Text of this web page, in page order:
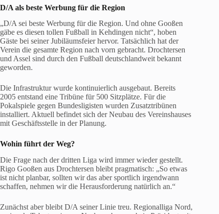
D/A als beste Werbung für die Region
„D/A sei beste Werbung für die Region. Und ohne Gooßen
gäbe es diesen tollen Fußball in Kehdingen nicht“, hoben
Gäste bei seiner Jubiläumsfeier hervor. Tatsächlich hat der
Verein die gesamte Region nach vorn gebracht. Drochtersen
und Assel sind durch den Fußball deutschlandweit bekannt
geworden.
Die Infrastruktur wurde kontinuierlich ausgebaut. Bereits
2005 entstand eine Tribüne für 500 Sitzplätze. Für die
Pokalspiele gegen Bundesligisten wurden Zusatztribünen
installiert. Aktuell befindet sich der Neubau des Vereinshauses
mit Geschäftsstelle in der Planung.
Wohin führt der Weg?
Die Frage nach der dritten Liga wird immer wieder gestellt.
Rigo Gooßen aus Drochtersen bleibt pragmatisch: „So etwas
ist nicht planbar, sollten wir das aber sportlich irgendwann
schaffen, nehmen wir die Herausforderung natürlich an.“
Zunächst aber bleibt D/A seiner Linie treu. Regionalliga Nord,